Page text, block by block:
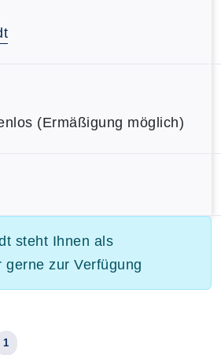
(Ermäßigung möglich)
steht Ihnen als
gerne zur Verfügung
1